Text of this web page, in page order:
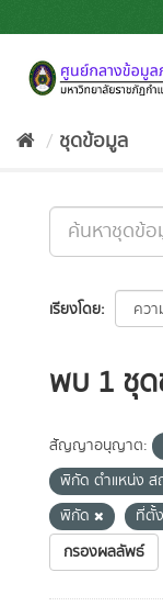
to
ชุดข้อมูล
เรียงโดย
พบ 1 ชุ
สัญญาอนุญาต:
พิกัด ตำแหน่ง ส
พิกัด
ที่ตั้ง
กรองผลลัพธ์